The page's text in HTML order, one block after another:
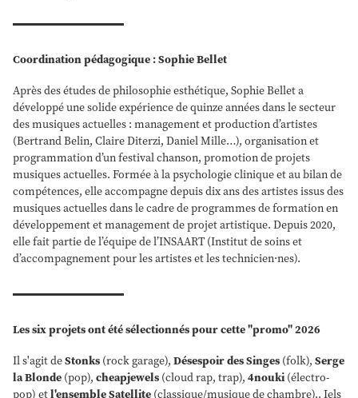
Coordination pédagogique : Sophie Bellet
Après des études de philosophie esthétique, Sophie Bellet a
développé une solide expérience de quinze années dans le secteur
des musiques actuelles : management et production d’artistes
(Bertrand Belin, Claire Diterzi, Daniel Mille…), organisation et
programmation d’un festival chanson, promotion de projets
musiques actuelles. Formée à la psychologie clinique et au bilan de
compétences, elle accompagne depuis dix ans des artistes issus des
musiques actuelles dans le cadre de programmes de formation en
développement et management de projet artistique. Depuis 2020,
elle fait partie de l’équipe de l’INSAART (Institut de soins et
d’accompagnement pour les artistes et les technicien·nes).
Les six projets ont été sélectionnés pour cette "promo" 2026
Il s'agit deStonks (rock garage), Désespoir des Singes (folk), Serge
la Blonde (pop), cheapjewels (cloud rap, trap), 4nouki (électro-
pop) etl'ensemble Satellite (classique/musique de chambre).. Iels